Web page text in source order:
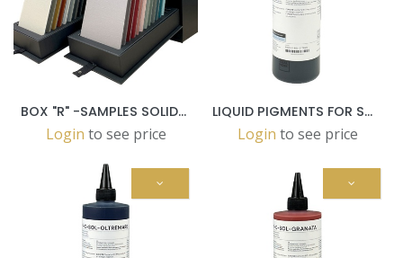
BOX "R" -SAMPLES SOLIDRO 25 - 14 TILES 205x150 mm
Login to see price
LIQUID PIGMENTS FOR SOLIDRO OTTANIO 500GR
Login to see price